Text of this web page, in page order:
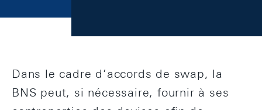
Dans le cadre d’accords de swap, la
BNS peut, si nécessaire, fournir à ses